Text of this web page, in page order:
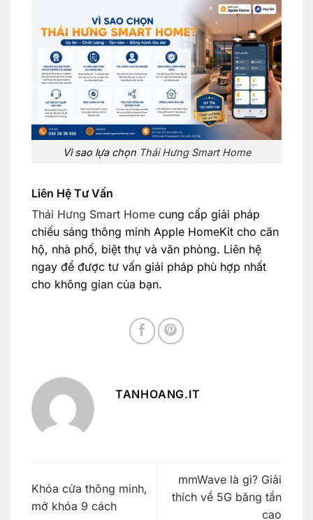
Vì sao lựa chọn Thái Hưng Smart Home
Liên Hệ Tư Vấn
Thái Hưng Smart Homecung cấp giải pháp
chiếu sáng thông minh Apple HomeKit cho căn
hộ, nhà phố, biệt thự và văn phòng. Liên hệ
ngay để được tư vấn giải pháp phù hợp nhất
cho không gian của bạn.
TANHOANG.IT
Khóa cửa thông minh,
mở khóa 9 cách
mmWave là gì? Giải
thích về 5G băng tần
cao